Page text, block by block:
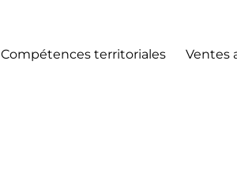
Compétences territoriales Ventes